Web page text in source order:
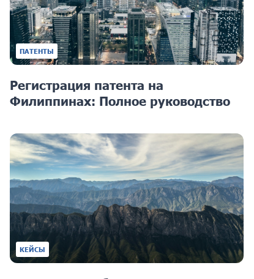
ПАТЕНТЫ
Регистрация патента на
Филиппинах: Полное руководство
КЕЙСЫ